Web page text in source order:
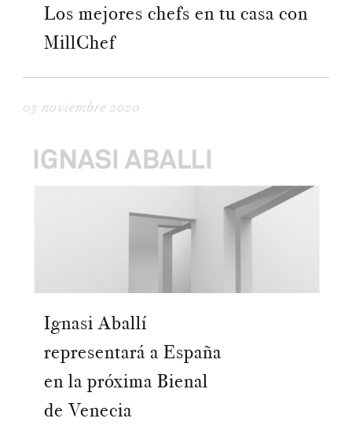
Los mejores chefs en tu casa con
MillChef
03 noviembre 2020
Ignasi Aballí
representará a España
en la próxima Bienal
de Venecia